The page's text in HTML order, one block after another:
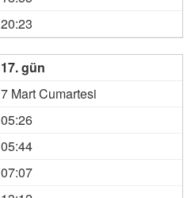
20:23
17. gün
7 Mart Cumartesi
05:26
05:44
07:07